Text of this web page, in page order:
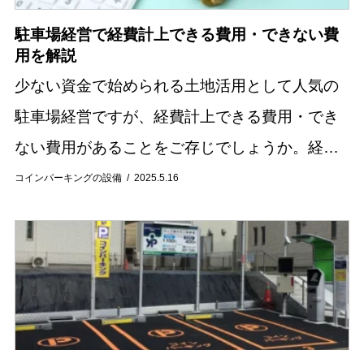
コインパーキングの設備 2025.5.16
駐車場経営で経費計上できる費用・できない費
用を解説
少ない資金で始められる土地活用として人気の
駐車場経営ですが、経費計上できる費用・でき
ない費用があることをご存じでしょうか。経費
として計上できる費用を知っておけば確定申告
きます。 ...